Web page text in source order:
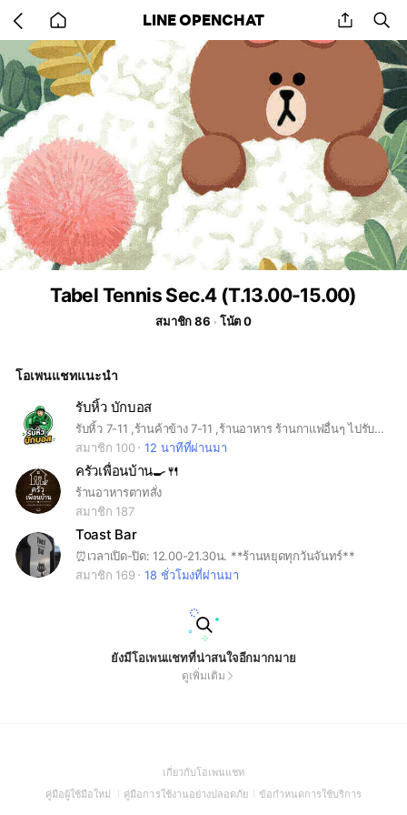
back
to
home
LINE OPENCHAT share
Tabel Tennis Sec.4 (T.13.00-15.00)
สมาชิก 86 โน้ต 0
โอเพนแชทแนะนำ
รับหิ้ว บักบอส
รับหิ้ว 7-11 ,ร้านค้าข้าง 7-11 ,ร้านอาหาร ร้านกาแฟอื่นๆ ไปรับได้หมดครับผม🙏🏻
สมาชิก 100
12 นาทีที่ผ่านมา
ครัวเพื่อนบ้าน🍳🍴
ร้านอาหารตาทสั่ง
สมาชิก 187
Toast Bar
⏰เวลาเปิด-ปิด: 12.00-21.30น. **ร้านหยุดทุกวันจันทร์**
สมาชิก 169
18 ชั่วโมงที่ผ่านมา
ยังมีโอเพนแชทที่น่าสนใจอีกมากมาย
ดูเพิ่มเติม
เกี่ยวกับโอเพนแชท(Open
in
คู่มือผู้ใช้มือใหม่
(Open
คู่มือการใช้งานอย่างปลอดภัย(Open
ข้อกำหนดการใช้บริการ(Open